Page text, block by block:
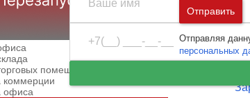
помещений
коммерции
офиса
Москва и
Санкт-
Отправить
Отправляя
персональных